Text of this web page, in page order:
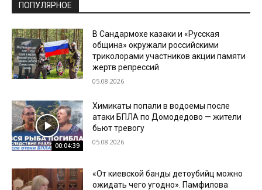
ПОПУЛЯРНОЕ
В Сандармохе казаки и «Русская
община» окружали российскими
триколорами участников акции памяти
жертв репрессий
05.08.2026
00:04:39
Химикаты попали в водоемы после
атаки БПЛА по Домодедово — жители
бьют тревогу
05.08.2026
«От киевской банды детоубийц можно
ожидать чего угодно». Памфилова